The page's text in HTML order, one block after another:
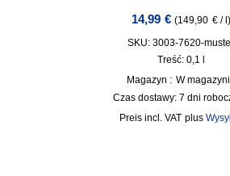
14,99 € (149,90 €/l)
SKU: 3003-7620-
Treść: 0,1
Magazyn : W
Czas dostawy: 7 dni
incl. VAT plus